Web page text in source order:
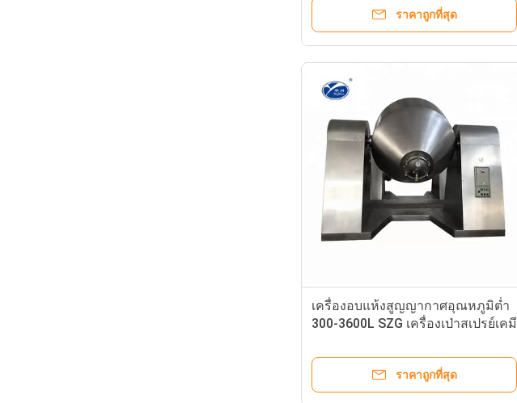
ราคาถูกที่สุด
เครื่องอบแห้งสูญญากาศอุณหภูมิต่ำ
300-3600L SZG เครื่องเป่าสเปรย์เคมี
ราคาถูกที่สุด